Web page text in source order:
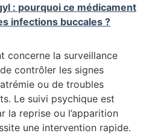
: pourquoi ce médicament
infections buccales ?
concerne la surveillance
contrôler les signes
ou de troubles
Le suivi psychique est
la reprise ou l’apparition
une intervention rapide.